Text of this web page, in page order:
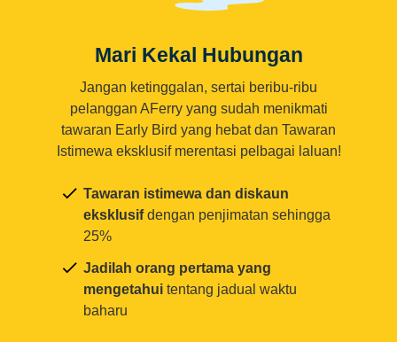
Mari Kekal Hubungan
Jangan ketinggalan, sertai beribu-ribu
pelanggan AFerry yang sudah menikmati
tawaran Early Bird yang hebat dan Tawaran
Istimewa eksklusif merentasi pelbagai laluan!
Tawaran istimewa dan diskaun
eksklusifdengan penjimatan sehingga
25%
Jadilah orang pertama yang
mengetahui tentang jadual waktu
baharu